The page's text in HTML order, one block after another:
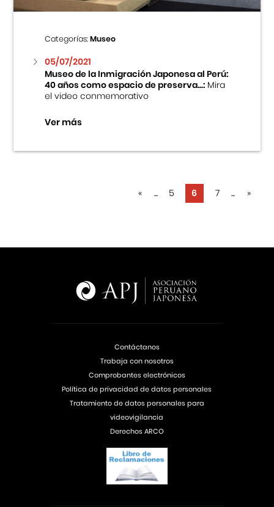
Categorías:Museo
05/07/2021
Museo de la Inmigración Japonesa al Perú:
40 años como espacio de preserva...:Mira
el video conmemorativo
Ver más
« ... 5 6 7 ... »
Contáctanos
Trabaja con nosotros
Comprobantes electrónicos
Política de privacidad de datos personales
Tratamiento de datos personales para
videovigilancia
Derechos ARCO